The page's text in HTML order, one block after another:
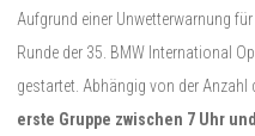
Aufgrund einer Unwetterwarnung
Runde der 35. BMW International
gestartet. Abhängig von der Anzahl
erste Gruppe zwischen 7 Uhr